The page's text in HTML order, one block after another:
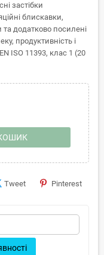
застібки
блискавки,
та додатково посилені
продуктивність і
ISO 11393, клас 1 (20
Tweet Pinterest